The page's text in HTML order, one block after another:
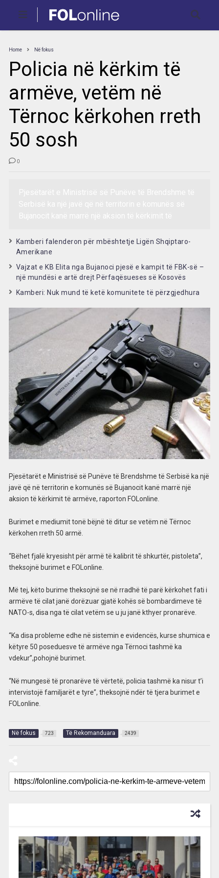
Home Në fokus
Policia në kërkim të
armëve, vetëm në
Tërnoc kërkohen rreth
50 sosh
0
Kamberi falenderon për mbështetje Ligën Shqiptaro-
Amerikane
Vajzat e KB Elita nga Bujanoci pjesë e kampit të FBK-së –
një mundësi e artë drejt Përfaqësueses së Kosovës
Kamberi: Nuk mund të ketë komunitete të përzgjedhura
Pjesëtarët e Ministrisë së Punëve të Brendshme të Serbisë ka një
javë që në territorin e komunës së Bujanocit kanë marrë një
aksion të kërkimit të armëve, raporton FOLonline.
Burimet e mediumit tonë bëjnë të ditur se vetëm në Tërnoc
kërkohen rreth 50 armë.
“Bëhet fjalë kryesisht për armë të kalibrit të shkurtër, pistoleta”,
theksojnë burimet e FOLonline.
Më tej, këto burime theksojnë se në rradhë të parë kërkohet fati i
armëve të cilat janë dorëzuar gjatë kohës së bombardimeve të
NATO-s, disa nga të cilat vetëm se u ju janë kthyer pronarëve.
“Ka disa probleme edhe në sistemin e evidencës, kurse shumica e
këtyre 50 poseduesve të armëve nga Tërnoci tashmë ka
vdekur”,pohojnë burimet.
“Në mungesë të pronarëve të vërtetë, policia tashmë ka nisur t’i
intervistojë familjarët e tyre”, theksojnë ndër të tjera burimet e
FOLonline.
Në fokus 723 Të Rekomanduara 2439